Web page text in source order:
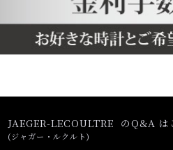
JAEGER-LECOULTRE のQ&A は
(ジャガー・ルクルト)